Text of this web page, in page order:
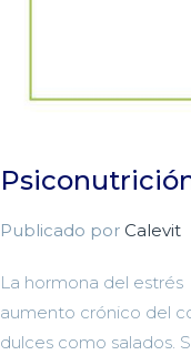
Publicado por Calevit
La hormona del
aumento crónico del
dulces como salados.